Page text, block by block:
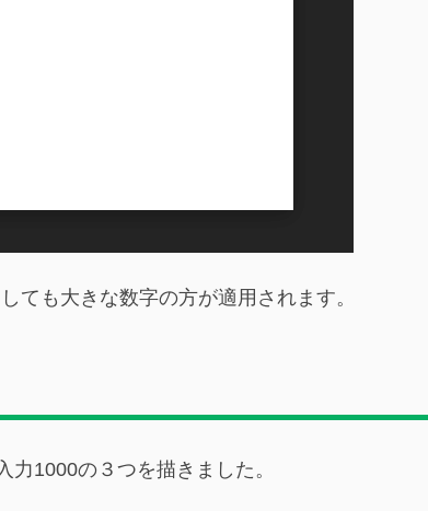
ても大きな数字の方が適用されます。
1000の３つを描きました。